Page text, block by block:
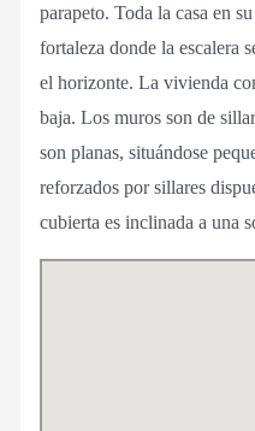
parapeto. Toda la casa en
fortaleza donde la escalera
el horizonte. La vivienda
baja. Los muros son de
son planas, situándose
reforzados por sillares
cubierta es inclinada a una